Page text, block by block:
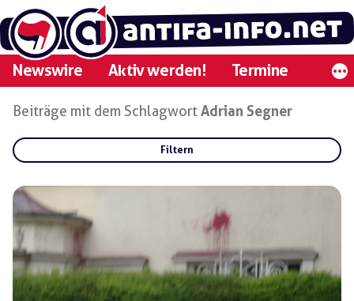
Zum
Inhalt
springen
Newswire Aktiv werden! Termine
Beiträge mit dem SchlagwortAdrian Segner
Filtern
Gruppen: